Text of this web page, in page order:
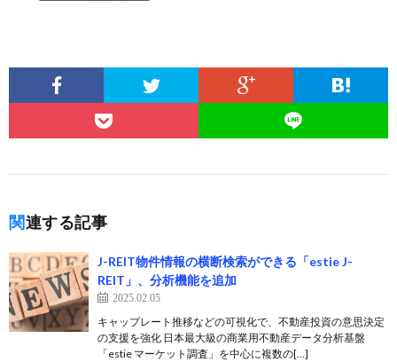
関連する記事
J-REIT物件情報の横断検索ができる「estie J-
REIT」、分析機能を追加
2025.02.05
キャップレート推移などの可視化で、不動産投資の意思決定
の支援を強化 日本最大級の商業用不動産データ分析基盤
「estie マーケット調査」を中心に複数の[…]